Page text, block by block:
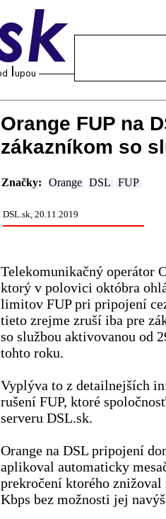
Orange FUP na
zákazníkom so
Značky: Orange DSL FUP
DSL.sk, 20.11.2019
Telekomunikačný operátor
ktorý v polovici októbra
limitov FUP pri pripojení
tieto zrejme zruší iba pre
so službou aktivovanou od
tohto roku.
Vyplýva to z detailnejších
rušení FUP, ktoré
serveru DSL.sk.
Orange na DSL pripojení
aplikoval automaticky
prekročení ktorého
Kbps bez možnosti jej